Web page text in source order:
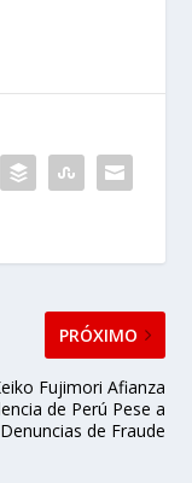
PRÓXIMO
Fujimori Afianza
de Perú Pese a
Denuncias de Fraude